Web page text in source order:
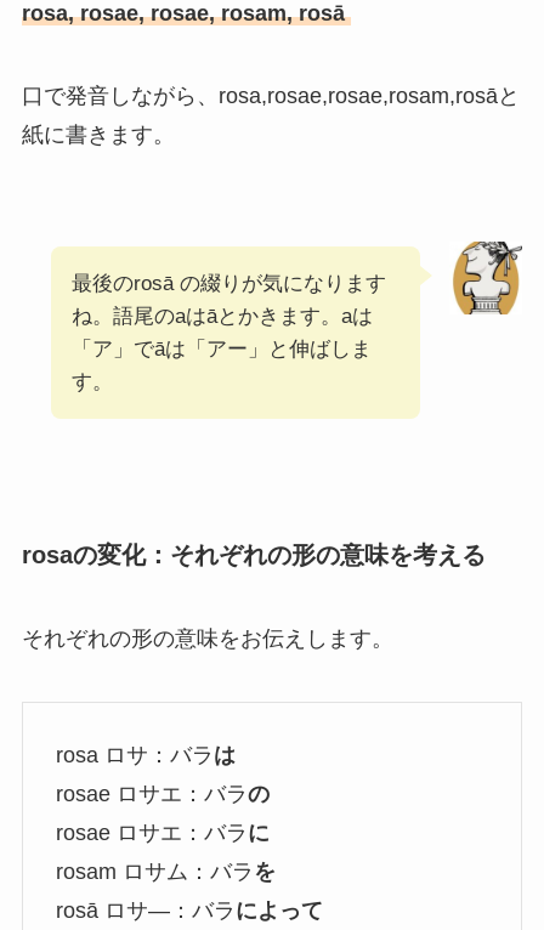
rosa, rosae, rosae, rosam, rosā
口で発音しながら、rosa,rosae,rosae,rosam,rosāと
紙に書きます。
最後のrosā の綴りが気になります
ね。語尾のaはāとかきます。aは
「ア」でāは「アー」と伸ばしま
す。
rosaの変化：それぞれの形の意味を考える
それぞれの形の意味をお伝えします。
rosa ロサ：バラ は
rosae ロサエ：バラの
rosae ロサエ：バラ に
rosam ロサム：バラ を
rosā ロサ―：バラ によって